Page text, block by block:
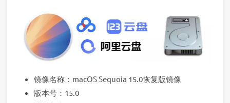
镜像名称：macOS Sequoia 15.0恢复版镜像
版本号：15.0